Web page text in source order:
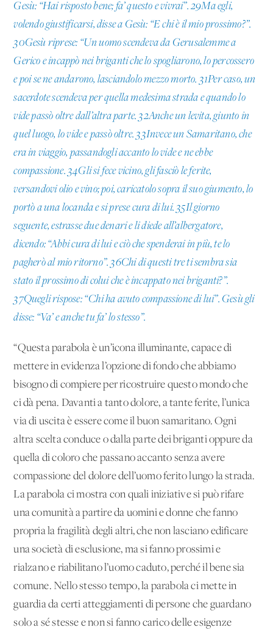
Gesù: “Hai risposto bene; fa’ questo e vivrai”. 29Ma egli,
volendo giustificarsi, disse a Gesù: “E chi è il mio prossimo?”.
30Gesù riprese: “Un uomo scendeva da Gerusalemme a
Gerico e incappò nei briganti che lo spogliarono, lo percossero
e poi se ne andarono, lasciandolo mezzo morto. 31Per caso, un
sacerdote scendeva per quella medesima strada e quando lo
vide passò oltre dall’altra parte. 32Anche un levita, giunto in
quel luogo, lo vide e passò oltre. 33Invece un Samaritano, che
era in viaggio, passandogli accanto lo vide e ne ebbe
compassione. 34Gli si fece vicino, gli fasciò le ferite,
versandovi olio e vino; poi, caricatolo sopra il suo giumento, lo
portò a una locanda e si prese cura di lui. 35Il giorno
seguente, estrasse due denari e li diede all’albergatore,
dicendo: “Abbi cura di lui e ciò che spenderai in più, te lo
pagherò al mio ritorno”. 36Chi di questi tre ti sembra sia
stato il prossimo di colui che è incappato nei briganti?”.
37Quegli rispose: “Chi ha avuto compassione di lui”. Gesù gli
disse: “Va’ e anche tu fa’ lo stesso”.
“Questa parabola è un’icona illuminante, capace di
mettere in evidenza l’opzione di fondo che abbiamo
bisogno di compiere per ricostruire questo mondo che
ci dà pena. Davanti a tanto dolore, a tante ferite, l’unica
via di uscita è essere come il buon samaritano. Ogni
altra scelta conduce o dalla parte dei briganti oppure da
quella di coloro che passano accanto senza avere
compassione del dolore dell’uomo ferito lungo la strada.
La parabola ci mostra con quali iniziative si può rifare
una comunità a partire da uomini e donne che fanno
propria la fragilità degli altri, che non lasciano edificare
una società di esclusione, ma si fanno prossimi e
rialzano e riabilitano l’uomo caduto, perché il bene sia
comune. Nello stesso tempo, la parabola ci mette in
guardia da certi atteggiamenti di persone che guardano
solo a sé stesse e non si fanno carico delle esigenze